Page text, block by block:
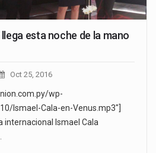
esta noche de la mano
Oct 25, 2016
wp-
Ismael-Cala-en-Venus.mp3"]
internacional Ismael Cala